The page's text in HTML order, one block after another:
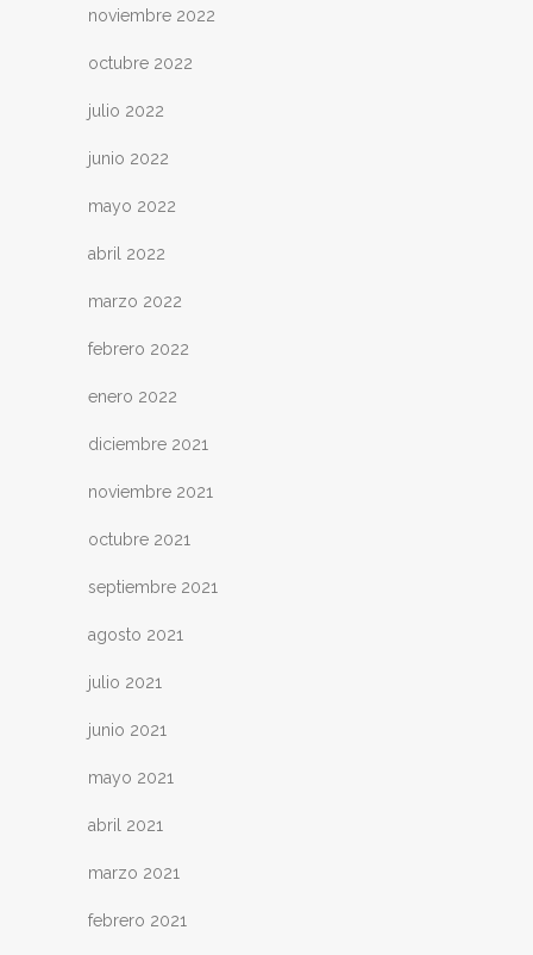
noviembre 2022
octubre 2022
julio 2022
junio 2022
mayo 2022
abril 2022
marzo 2022
febrero 2022
enero 2022
diciembre 2021
noviembre 2021
octubre 2021
septiembre 2021
agosto 2021
julio 2021
junio 2021
mayo 2021
abril 2021
marzo 2021
febrero 2021